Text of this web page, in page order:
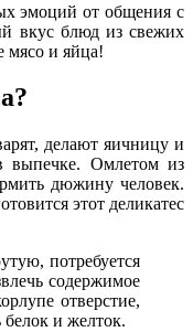
эмоций от общения с
вкус блюд из свежих
мясо и яйца!
делают яичницу и
выпечке. Омлетом из
дюжину человек.
этот деликатес
потребуется
содержимое
отверстие,
белок и желток.